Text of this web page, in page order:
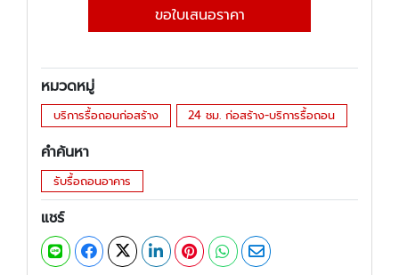
ขอใบเสนอราคา
หมวดหมู่
บริการรื้อถอนก่อสร้าง 24 ชม. ก่อสร้าง-บริการรื้อถอน
คำค้นหา
รับรื้อถอนอาคาร
แชร์